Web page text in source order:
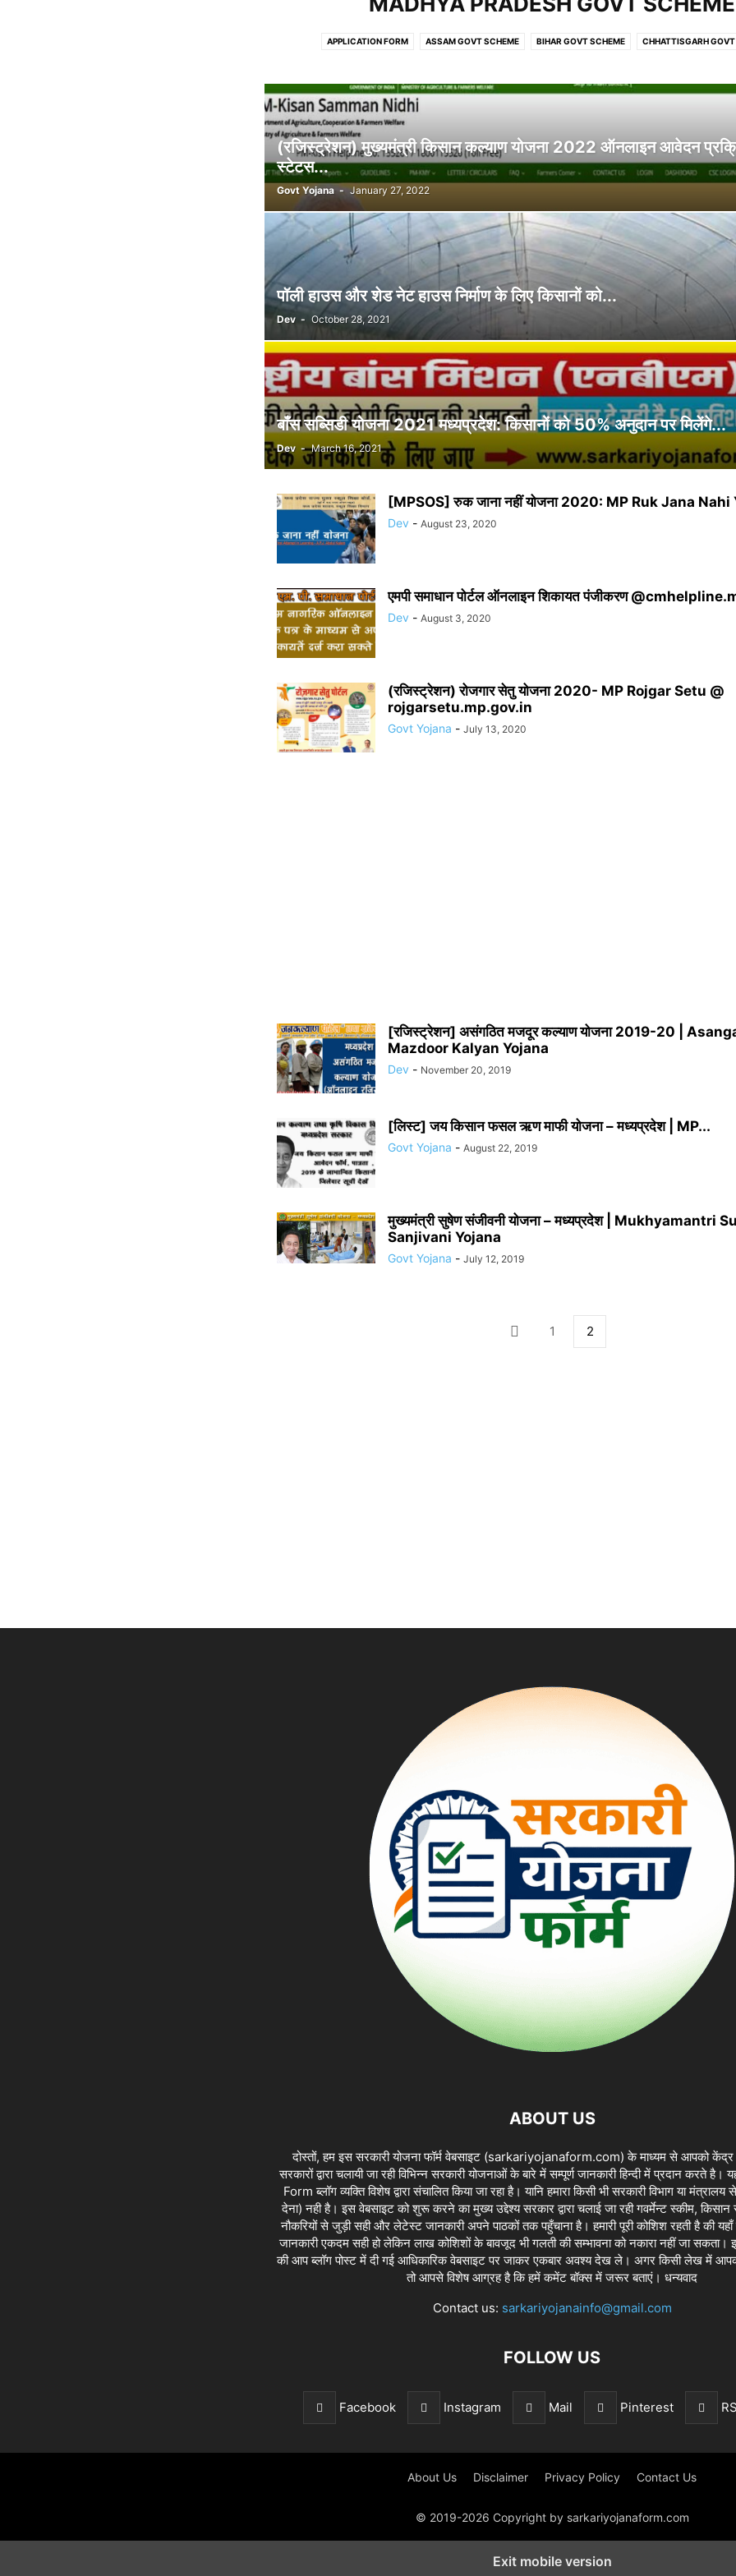
APPLICATION FORM ASSAM GOVT SCHEME BIHAR GOVT SCHEME CHHATTISGARH GOVT
INSURANCE SCHEME J&K GOVT SCHEME JHARKHAND GOVT SCHEME LADAKH GOVT
MADHYA PRADESH GOVT SCHEME
PUNJAB GOVT SCHEME
UP GOVT SCHEME UTTARAKHAND GOVT SCHEME WEST BENGAL GOVT SCHEME किसान समाचार
प्रधानमंत्री योजना बिजनेस योजना रोजगार समाचार शिक्षा जगत
(रजिस्ट्रेशन) मुख्यमंत्री किसान कल्याण योजना 2022 ऑनलाइन आवेदन
स्टेटस...
Govt Yojana - January 27, 2022
पॉली हाउस और शेड नेट हाउस निर्माण के लिए किसानों को...
Dev - October 28, 2021
बाँस सब्सिडी योजना 2021 मध्यप्रदेश: किसानों को 50% अनुदान पर मिलेंगे...
Dev - March 16, 2021
[MPSOS] रुक जाना नहीं योजना 2020: MP Ruk Jana
Dev - August 23, 2020
एमपी समाधान पोर्टल ऑनलाइन शिकायत पंजीकरण
Dev - August 3, 2020
(रजिस्ट्रेशन) रोजगार सेतु योजना 2020- MP Rojgar Setu @
rojgarsetu.mp.gov.in
Govt Yojana - July 13, 2020
[रजिस्ट्रेशन] असंगठित मजदूर कल्याण योजना 2019-20 |
Mazdoor Kalyan Yojana
Dev - November 20, 2019
[लिस्ट] जय किसान फसल ऋण माफी योजना – मध्यप्रदेश | MP...
Govt Yojana - August 22, 2019
मुख्यमंत्री सुषेण संजीवनी योजना – मध्यप्रदेश | Mukhyamantri
Sanjivani Yojana
Govt Yojana - July 12, 2019
1 2
ABOUT US
दोस्तों, हम इस सरकारी योजना फॉर्म वेबसाइट (sarkariyojanaform.com) के माध्यम से आपको
सरकारों द्वारा चलायी जा रही विभिन्न सरकारी योजनाओं के बारे में सम्पूर्ण जानकारी हिन्दी में प्रदान करते
Form ब्लॉग व्यक्ति विशेष द्वारा संचालित किया जा रहा है। यानि हमारा किसी भी सरकारी विभाग या
देना) नही है। इस वेबसाइट को शुरू करने का मुख्य उद्देश्य सरकार द्वारा चलाई जा रही गवर्मेन्ट स्कीम,
नौकरियों से जुड़ी सही और लेटेस्ट जानकारी अपने पाठकों तक पहुँचाना है। हमारी पूरी कोशिश रहती है की यहाँ
जानकारी एकदम सही हो लेकिन लाख कोशिशों के बावजूद भी गलती की सम्भावना को नकारा नहीं जा सकता।
की आप ब्लॉग पोस्ट में दी गई आधिकारिक वेबसाइट पर जाकर एकबार अवश्य देख ले। अगर किसी लेख में
तो आपसे विशेष आग्रह है कि हमें कमेंट बॉक्स में जरूर बताएं। धन्यवाद
Contact us: sarkariyojanainfo@gmail.com
FOLLOW US
Facebook Instagram Mail Pinterest
About Us Disclaimer Privacy Policy Contact Us
© 2019-2026 Copyright by sarkariyojanaform.com
Exit mobile version